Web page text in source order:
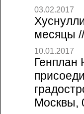
03.02.2017
месяцы
10.01.2017
Генплан
Москвы,